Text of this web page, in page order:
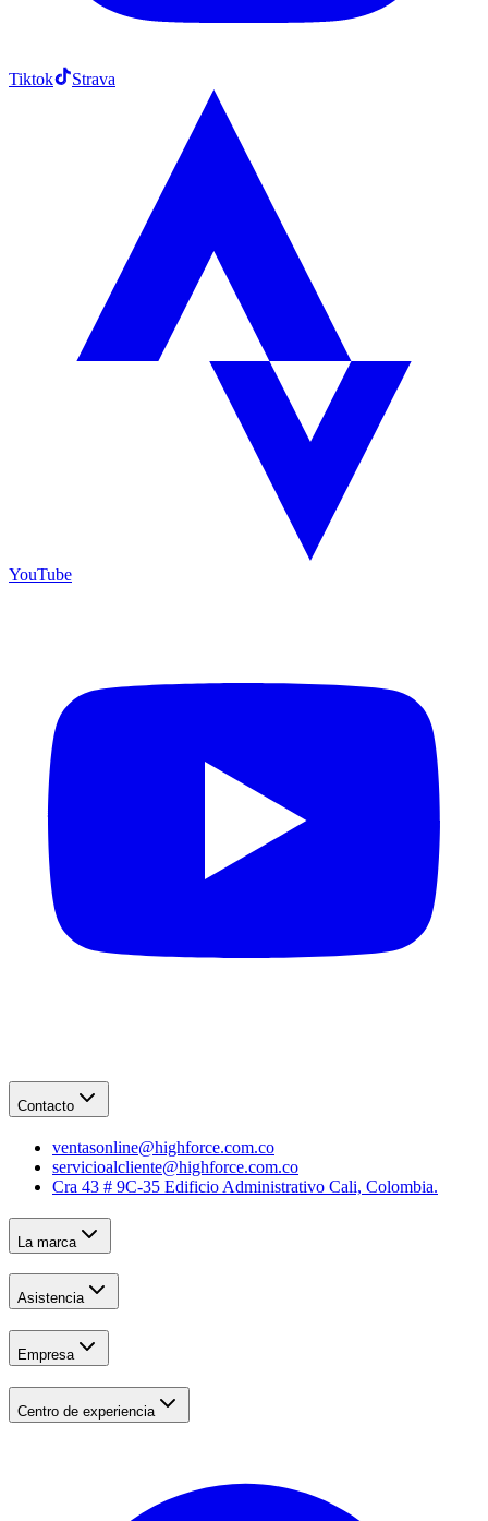
Tiktok Strava
YouTube
Contacto
ventasonline@highforce.com.co
servicioalcliente@highforce.com.co
Cra 43 # 9C-35 Edificio Administrativo Cali, Colombia.
La marca
Asistencia
Empresa
Centro de experiencia